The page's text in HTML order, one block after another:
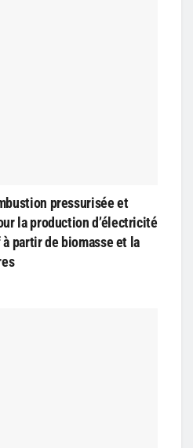
pressurisée et
la production d’électricité
partir de biomasse et la